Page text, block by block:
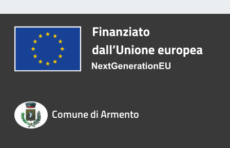
Comune di Armento